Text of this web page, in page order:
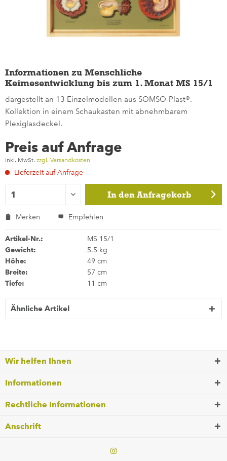
Informationen zu Menschliche
Keimesentwicklung bis zum 1. Monat MS 15/1
dargestellt an 13 Einzelmodellen aus SOMSO-Plast®.
Kollektion in einem Schaukasten mit abnehmbarem
Plexiglasdeckel.
Preis auf Anfrage
inkl. MwSt. zzgl. Versandkosten
Lieferzeit auf Anfrage
In den Anfragekorb
Merken Empfehlen
Artikel-Nr.: MS 15/1
Gewicht: 5.5 kg
Höhe: 49 cm
Breite: 57 cm
Tiefe: 11 cm
Ähnliche Artikel
Wir helfen Ihnen
Informationen
Rechtliche Informationen
Anschrift